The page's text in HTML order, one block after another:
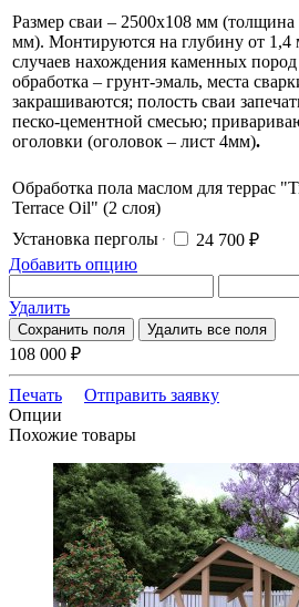
Размер сваи – 2500х108 мм (толщина
мм). Монтируются на глубину от 1,4
случаев нахождения каменных пород
обработка – грунт-эмаль, места
закрашиваются; полость сваи
песко-цементной смесью;
оголовки (оголовок – лист 4мм).
Обработка пола маслом для террас
Terrace Oil" (2 слоя)
Установка перголы
24 700 ₽
Добавить опцию
Удалить
Сохранить поля Удалить все поля
108 000 ₽
Печать
Отправить заявку
Опции
Похожие товары